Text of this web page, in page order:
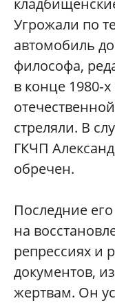
Угрожали по
автомобиль
философа,
в конце
стреляли. В
ГКЧП
обречен.
Последние
на
репрессиях и
документов,
жертвам. Он